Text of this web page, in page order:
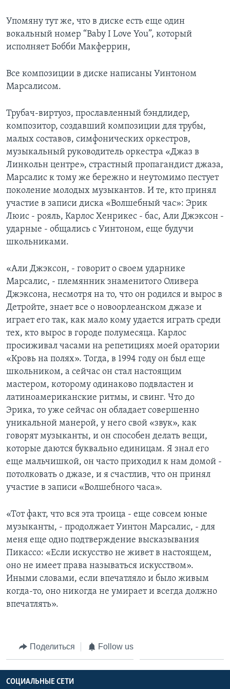
Упомяну тут же, что в диске есть еще один
вокальный номер “Baby I Love You”, который
исполняет Бобби Макферрин,
Все композиции в диске написаны Уинтоном
Марсалисом.
Трубач-виртуоз, прославленный бэндлидер,
композитор, создавший композиции для трубы,
малых составов, симфонических оркестров,
музыкальный руководитель оркестра «Джаз в
Линкольн центре», страстный пропагандист джаза,
Марсалис к тому же бережно и неутомимо пестует
поколение молодых музыкантов. И те, кто принял
участие в записи диска «Волшебный час»: Эрик
Люис - рояль, Карлос Хенрикес - бас, Али Джэксон -
ударные - общались с Уинтоном, еще будучи
школьниками.
«Али Джэксон, - говорит о своем ударнике
Марсалис, - племянник знаменитого Оливера
Джэксона, несмотря на то, что он родился и вырос в
Детройте, знает все о новоорлеанском джазе и
играет его так, как мало кому удается играть среди
тех, кто вырос в городе полумесяца. Карлос
просиживал часами на репетициях моей оратории
«Кровь на полях». Тогда, в 1994 году он был еще
школьником, а сейчас он стал настоящим
мастером, которому одинаково подвластен и
латиноамериканские ритмы, и свинг. Что до
Эрика, то уже сейчас он обладает совершенно
уникальной манерой, у него свой «звук», как
говорят музыканты, и он способен делать вещи,
которые даются буквально единицам. Я знал его
еще мальчишкой, он часто приходил к нам домой -
потолковать о джазе, и я счастлив, что он принял
участие в записи «Волшебного часа».
«Тот факт, что вся эта троица - еще совсем юные
музыканты, - продолжает Уинтон Марсалис, - для
меня еще одно подтверждение высказывания
Пикассо: «Если искусство не живет в настоящем,
оно не имеет права называться искусством».
Иными словами, если впечатляло и было живым
когда-то, оно никогда не умирает и всегда должно
впечатлять».
Поделиться Follow us
СОЦИАЛЬНЫЕ СЕТИ